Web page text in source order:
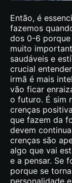
Então, é
fazemos
dos 0-6
muito
saudáveis e
crucial
irmã é mais
vão ficar
o futuro. É sim
crenças
que fazem da
devem
crenças são
algo que vai
e a pensar. Se
porque se
personalidade